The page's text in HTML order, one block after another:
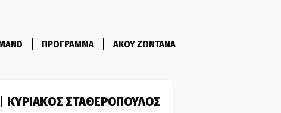
ΠΡΟΓΡΑΜΜΑ ΑΚΟΥ ΖΩΝΤΑΝΑ
ΚΥΡΙΑΚΟΣ ΣΤΑΘΕΡΟΠΟΥΛΟΣ